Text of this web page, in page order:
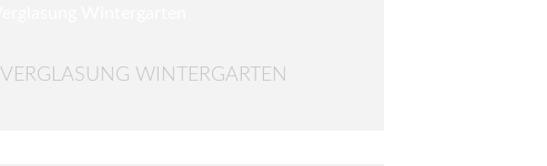
VERGLASUNG WINTERGARTEN